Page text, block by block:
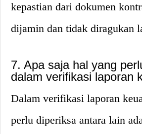
kepastian dari dokumen
dijamin dan tidak diragukan
7. Apa saja hal yang
dalam verifikasi laporan
Dalam verifikasi laporan
perlu diperiksa antara lain